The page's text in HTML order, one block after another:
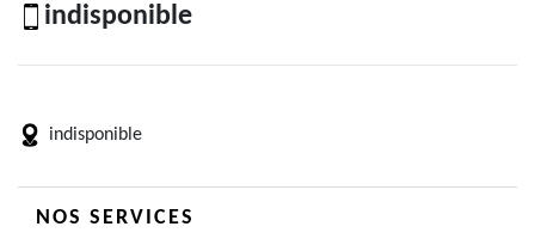
indisponible
indisponible
NOS SERVICES